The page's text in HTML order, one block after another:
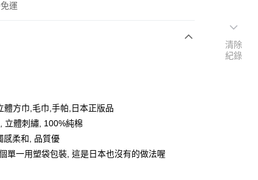
運
每期 NT$80
銀行
第一商業銀行
銀行
兆豐國際商業銀行
行
體方巾,毛巾,手帕,日本正版品
立體刺繡, 100%純棉
感柔和, 品質優
單一用塑袋包裝, 這是日本也沒有的做法喔
清除
紀錄